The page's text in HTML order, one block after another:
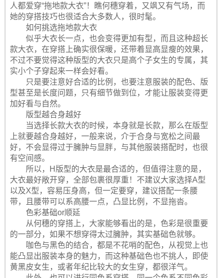
人都爱穿“拖地款大衣”！瞧何穗穿着，又飒又有气场，而
她的穿搭技巧也很适合大多数人，很时髦。
如何挑选拖地款大衣
似乎大衣长一点，也会变得更加有型，而且这种超长
款大衣，在穿搭上确实很保暖，还带着显高显瘦的效果，
不过不要觉得这种版型的大衣只是高个子女生的专属，其
实小个子穿起来一样会好看。
只是要注意好合适的比例，也要注意服装的配色、版
型甚至是长度问题，只有细节做到位，才能让服装变得更
加好看与自然。
版型越合身越好
当选择长款大衣的时候，本身就是长款，那么在版型
上就要越合身越好，一般来说，介于合身与宽松之间最
好，不会显得过于臃肿与显胖，与其他服装搭配时，也很
有空间感。
所以，H版型的大衣是最合适的，但值得注意的是，
大衣最好敞开穿，全部包裹很厚重！不建议大家选择A型
以及X型，容易压身高，但一定要穿，建议搭配一条腰
带，且腰带可以系高腰一点，凸显比例，不显拖沓。
色彩基础or顺延
从何穗的穿搭上，大家能够看出的是，色彩是很重要
的一部分，如果不想穿得太过臃肿，其实基础色就够。
咖色与黑色的结合，都是不花哨的配色，从视觉上也
能凸显出服装本身的魅力，而这种基础色也不挑人，即使
黄黑皮女生，或者年纪比较大的女生穿，都很洋气。